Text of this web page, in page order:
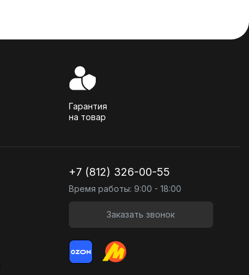
Гарантия
на товар
+7 (812) 326-00-55
Время работы: 9:00 - 18:00
Заказать звонок